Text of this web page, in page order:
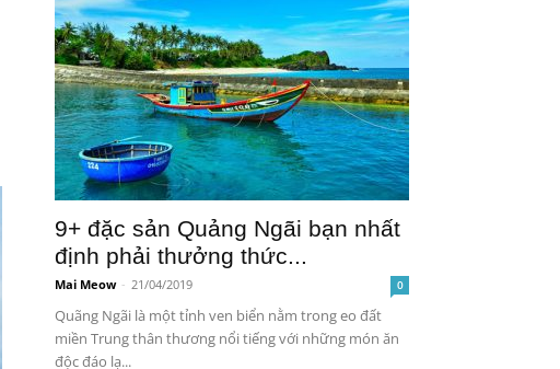
9+ đặc sản Quảng Ngãi bạn nhất
định phải thưởng thức...
Mai Meow - 21/04/2019 0
Quãng Ngãi là một tỉnh ven biển nằm trong eo đất
miền Trung thân thương nổi tiếng với những món ăn
độc đáo lạ...